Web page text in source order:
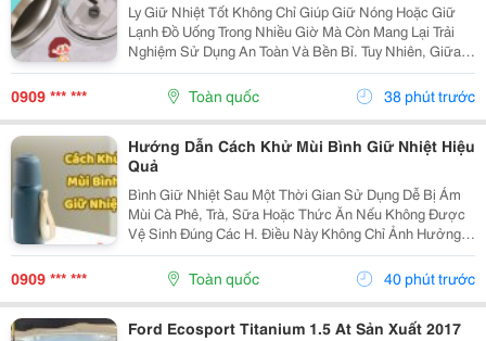
Ly Giữ Nhiệt Tốt Không Chỉ Giúp Giữ Nóng Hoặc Giữ
Lạnh Đồ Uống Trong Nhiều Giờ Mà Còn Mang Lại Trải
Nghiệm Sử Dụng An Toàn Và Bền Bỉ. Tuy Nhiên, Giữa
Hàng Trăm Mẫu Mã Trên Thị Trường, Không Phải Sản
Phẩm Nào Cũng Đáp Ứng Được Chất Lượng Như Mong
0909 *** *** Toàn quốc 38 phút trước
Hướng Dẫn Cách Khử Mùi Bình Giữ Nhiệt Hiệu
Quả
Bình Giữ Nhiệt Sau Một Thời Gian Sử Dụng Dễ Bị Ám
Mùi Cà Phê, Trà, Sữa Hoặc Thức Ăn Nếu Không Được
Vệ Sinh Đúng Các H. Điều Này Không Chỉ Ảnh Hưởng
Đến Hương Vị Đồ Uống Mà Còn Gây Mất Vệ Sinh. Hãy
Cùng Tìm Hiểu Những Cách Khử Mùi Bình Giữ Nhiệt
0909 *** *** Toàn quốc 40 phút trước
Ford Ecosport Titanium 1.5 At Sản Xuất 2017